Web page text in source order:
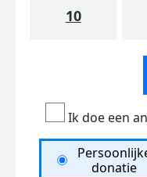
10
Ik doe een
donatie